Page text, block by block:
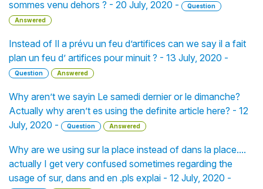
sommes venu dehors ? - 20 July, 2020 -
Question
Answered
Instead of Il a prévu un feu d’artifices can we say il a fait
plan un feu d’ artifices pour minuit ? - 13 July, 2020 -
Question Answered
Why aren’t we sayin Le samedi dernier or le dimanche?
Actually why aren’t es using the definite article here? - 12
July, 2020 -
Question Answered
Why are we using sur la place instead of dans la place....
actually I get very confused sometimes regarding the
usage of sur, dans and en .pls explai - 12 July, 2020 -